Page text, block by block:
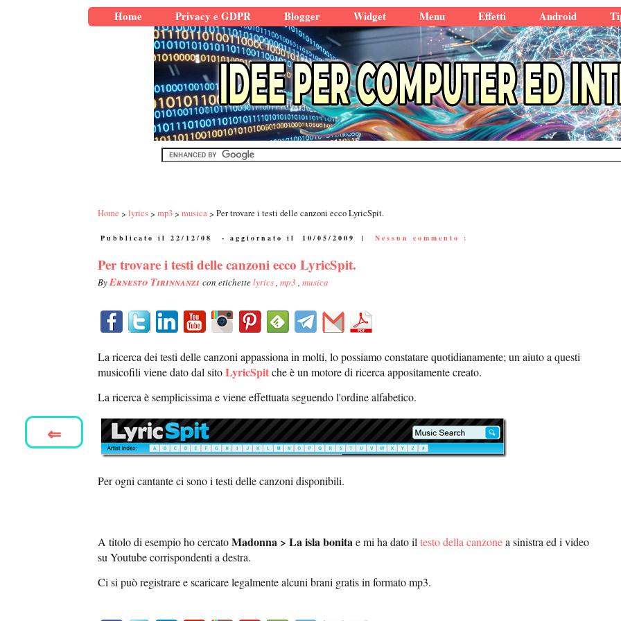
Home Privacy e GDPR Blogger Widget Menu Effetti Android
Home lyrics mp3 musica Per trovare i testi delle canzoni ecco LyricSpit.
Pubblicato il 22/12/08 - aggiornato il 10/05/2009 | Nessun commento :
Per trovare i testi delle canzoni ecco LyricSpit.
ByErnesto Tirinnanzi con etichettelyrics, mp3 , musica
La ricerca dei testi delle canzoni appassiona in molti, lo possiamo constatare quotidianamente; un aiuto a questi
musicofili viene dato dal sitoLyricSpitche è un motore di ricerca appositamente creato.
La ricerca è semplicissima e viene effettuata seguendo l'ordine alfabetico.
Per ogni cantante ci sono i testi delle canzoni disponibili.
A titolo di esempio ho cercatoMadonna > La isla bonitae mi ha dato il testo della canzonea sinistra ed i video
su Youtube corrispondenti a destra.
Ci si può registrare e scaricare legalmente alcuni brani gratis in formato mp3.
⇐